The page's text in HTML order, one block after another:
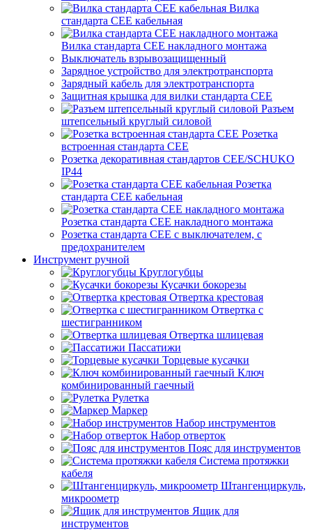
Вилка
стандарта CEE кабельная
Вилка стандарта CEE накладного монтажа
Выключатель взрывозащищенный
Зарядное устройство для электротранспорта
Зарядный кабель для электротранспорта
Защитная крышка для вилки стандарта CEE
Разъем
штепсельный круглый силовой
Розетка
встроенная стандарта CEE
Розетка декоративная стандартов CEE/SCHUKO
IP44
Розетка
стандарта СЕЕ кабельная
Розетка стандарта СЕЕ накладного монтажа
Розетка стандарта СЕЕ с выключателем, с
предохранителем
Инструмент ручной
Круглогубцы
Кусачки бокорезы
Отвертка крестовая
Отвертка с
шестигранником
Отвертка шлицевая
Пассатижи
Торцевые кусачки
Ключ
комбинированный гаечный
Рулетка
Маркер
Набор инструментов
Набор отверток
Пояс для инструментов
Система протяжки
кабеля
Штангенциркуль,
микроометр
Ящик для
инструментов